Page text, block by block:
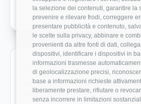
la selezione dei contenuti, garantire la
prevenire e rilevare frodi, correggere
presentare pubblicità e contenuto,
le scelte sulla privacy, abbinare e
provenienti da altre fonti di dati,
dispositivi, identificare i dispositivi in
informazioni trasmesse
di geolocalizzazione precisi,
base a informazioni richieste
liberamente prestare, rifiutare o
senza incorrere in limitazioni
Ruoli monitorati in Kulzer
Vai direttamente ai ruoli con dati
salariali reali.